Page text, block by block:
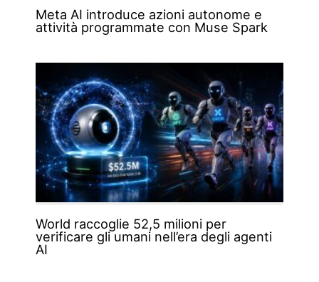
Meta AI introduce azioni autonome e
attività programmate con Muse Spark
World raccoglie 52,5 milioni per
verificare gli umani nell’era degli agenti
AI